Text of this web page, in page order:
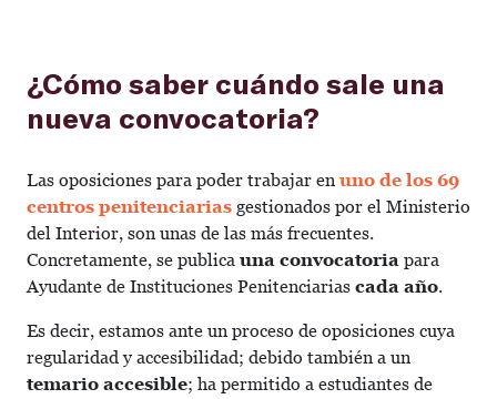
¿Cómo saber cuándo sale una
nueva convocatoria?
Las oposiciones para poder trabajar en uno de los 69
centros penitenciarias gestionados por el Ministerio
del Interior, son unas de las más frecuentes.
Concretamente, se publica una convocatoria para
Ayudante de Instituciones Penitenciarias cada año.
Es decir, estamos ante un proceso de oposiciones cuya
regularidad y accesibilidad; debido también a un
temario accesible; ha permitido a estudiantes de